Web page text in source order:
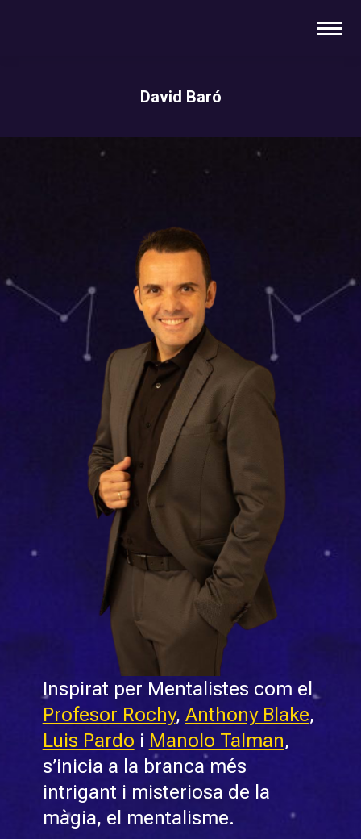
David Baró
Inspirat per Mentalistes com el
Profesor Rochy, Anthony Blake,
Luis Pardo i Manolo Talman,
s’inicia a la branca més
intrigant i misteriosa de la
màgia, el mentalisme.